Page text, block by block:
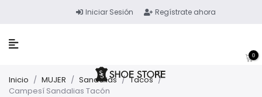
Iniciar Sesión Regístrate ahora
0
Inicio / MUJER / Sandalias / Tacos /
Campesí Sandalias Tacón